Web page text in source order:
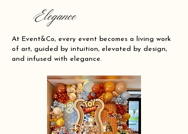
Elegance
At Event&Co, every event becomes a living work
of art, guided by intuition, elevated by design,
and infused with elegance.